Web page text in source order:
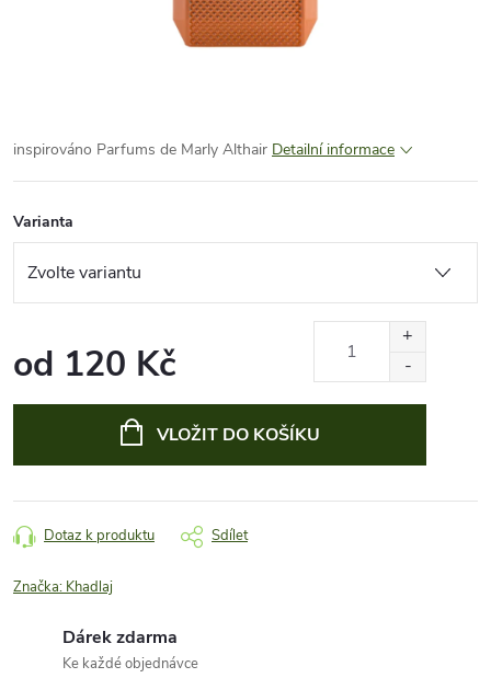
inspirováno Parfums de Marly Althair Detailní informace
Varianta
od 120 Kč
VLOŽIT DO KOŠÍKU
Dotaz k produktu Sdílet
Značka: Khadlaj
Dárek zdarma
Ke každé objednávce